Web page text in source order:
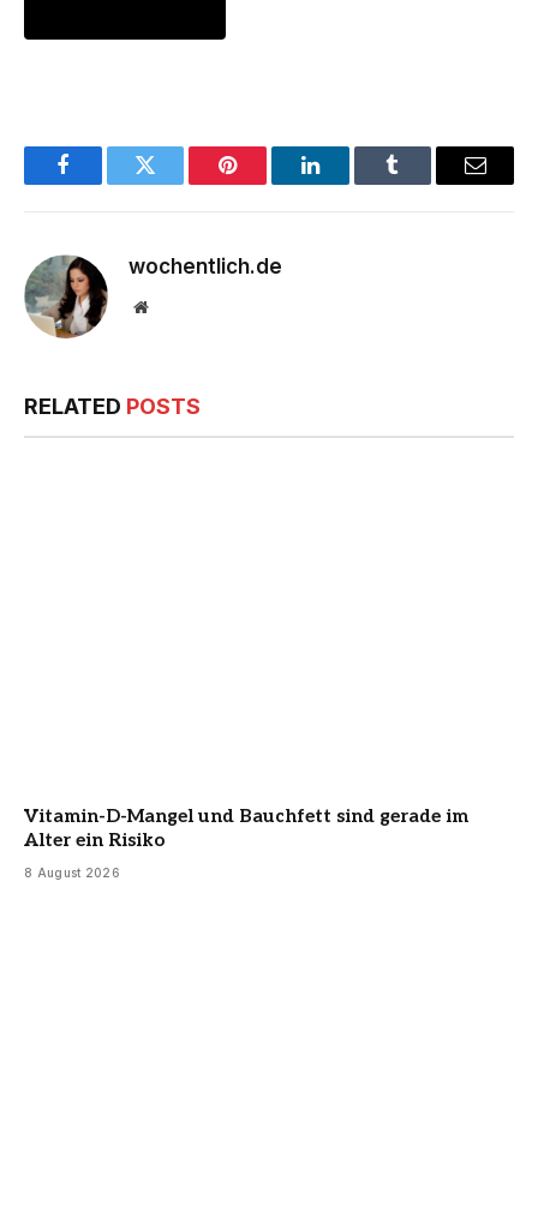
FacebookTwitter Pinterest LinkedInTumblr Email
wochentlich.de
Website
RELATED POSTS
Vitamin-D-Mangel und Bauchfett sind gerade im
Alter ein Risiko
8 August 2026